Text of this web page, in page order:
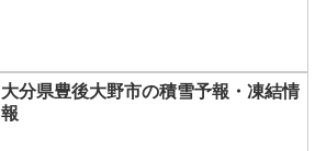
大分県豊後大野市の積雪予報・凍結情
報